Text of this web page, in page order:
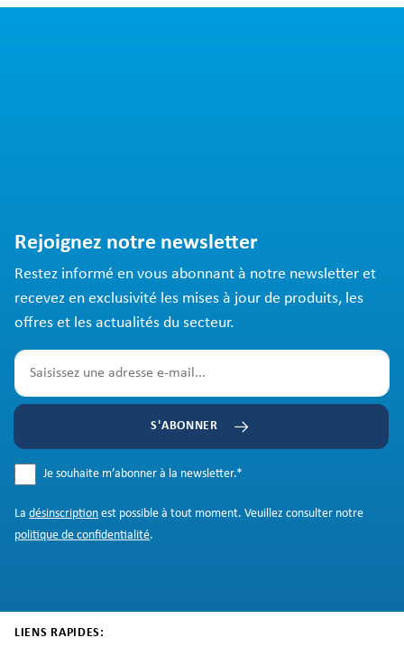
Rejoignez notre newsletter
Restez informé en vous abonnant à notre newsletter et
recevez en exclusivité les mises à jour de produits, les
offres et les actualités du secteur.
S'ABONNER
Je souhaite m’abonner à la newsletter.*
La désinscription est possible à tout moment. Veuillez consulter notre
politique de confidentialité.
LIENS RAPIDES: